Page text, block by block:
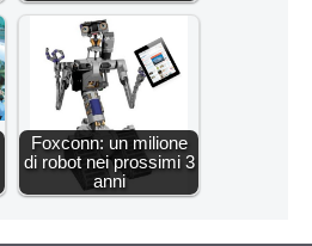
Foxconn: un milione
di robot nei prossimi 3
anni